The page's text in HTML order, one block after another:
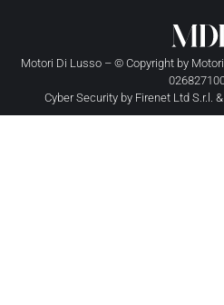
Motori Di Lusso – © Copyright by
Cyber Security by Firenet Ltd S.r.l. &